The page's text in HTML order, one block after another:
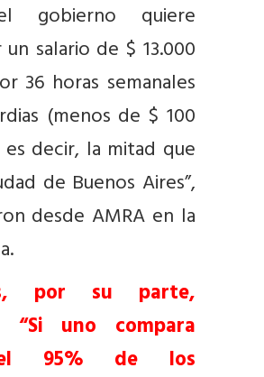
gobierno quiere
salario de $ 13.000
36 horas semanales
(menos de $ 100
es decir, la mitad que
de Buenos Aires”,
desde AMRA en la
por su parte,
“Si uno compara
95% de los